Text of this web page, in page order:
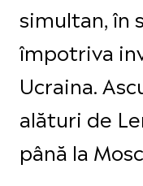
simultan, în
împotriva
Ucraina.
alături de
până la